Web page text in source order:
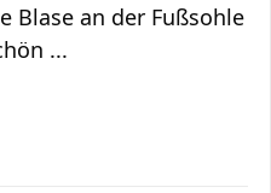
Blase an der Fußsohle
...